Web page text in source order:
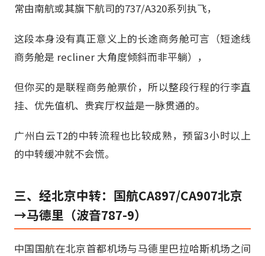
常由南航或其旗下航司的737/A320系列执飞，
这段本身没有真正意义上的长途商务舱可言（短途线
商务舱是 recliner 大角度倾斜而非平躺），
但你买的是联程商务舱票价，所以整段行程的行李直
挂、优先值机、贵宾厅权益是一脉贯通的。
广州白云T2的中转流程也比较成熟，预留3小时以上
的中转缓冲就不会慌。
三、经北京中转：国航CA897/CA907北京
→马德里（波音787-9）
中国国航在北京首都机场与马德里巴拉哈斯机场之间